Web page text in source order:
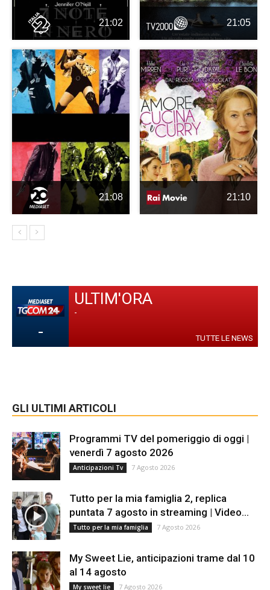
21:02 21:05
21:08 21:10
-
ULTIM'ORA
-
TUTTE LE NEWS
GLI ULTIMI ARTICOLI
Programmi TV del pomeriggio di oggi |
venerdì 7 agosto 2026
Anticipazioni Tv 7 Agosto 2026
Tutto per la mia famiglia 2, replica
puntata 7 agosto in streaming | Video...
Tutto per la mia famiglia 7 Agosto 2026
My Sweet Lie, anticipazioni trame dal 10
al 14 agosto
My sweet lie 7 Agosto 2026